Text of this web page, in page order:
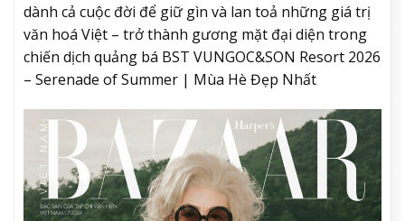
dành cả cuộc đời để giữ gìn và lan toả những giá trị
văn hoá Việt – trở thành gương mặt đại diện trong
chiến dịch quảng bá BST VUNGOC&SON Resort 2026
– Serenade of Summer | Mùa Hè Đẹp Nhất